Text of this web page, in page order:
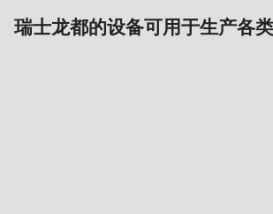
瑞士龙都的设备可用于生产各